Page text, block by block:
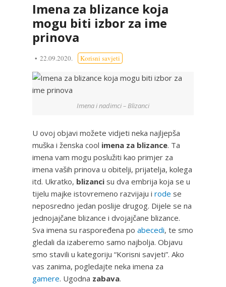
Imena za blizance koja
mogu biti izbor za ime
prinova
22.09.2020. Korisni savjeti
Imena i nadimci – Blizanci
U ovoj objavi možete vidjeti neka najljepša
muška i ženska cool imena za blizance. Ta
imena vam mogu poslužiti kao primjer za
imena vaših prinova u obitelji, prijatelja, kolega
itd. Ukratko, blizanci su dva embrija koja se u
tijelu majke istovremeno razvijaju i rode se
neposredno jedan poslije drugog. Dijele se na
jednojajčane blizance i dvojajčane blizance.
Sva imena su raspoređena po abecedi, te smo
gledali da izaberemo samo najbolja. Objavu
smo stavili u kategoriju “Korisni savjeti”. Ako
vas zanima, pogledajte neka imena za
gamere. Ugodna zabava.